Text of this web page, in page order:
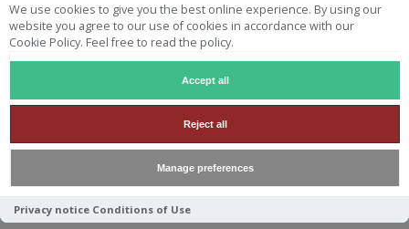
We use cookies to give you the best online experience. By using our
website you agree to our use of cookies in accordance with our
Cookie Policy. Feel free to read the policy.
Accept all
Reject all
Manage preferences
Privacy notice Conditions of Use
YARDEN 150 CL CABERNET
SAUVIGNON ROUGE MAGNUM
ISRAEL